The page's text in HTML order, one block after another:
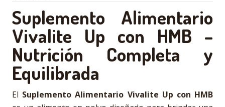
Suplemento Alimentario
Vivalite Up con HMB –
Nutrición Completa y
Equilibrada
El Suplemento Alimentario Vivalite Up con HMB